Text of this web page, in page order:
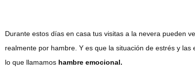
Durante estos días en casa tus visitas a la nevera pueden
realmente por hambre. Y es que la situación de estrés y
lo que llamamos hambre emocional.